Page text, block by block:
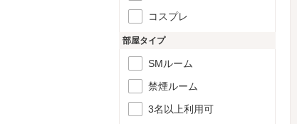
コスプレ
部屋タイプ
SMルーム
禁煙ルーム
3名以上利用可